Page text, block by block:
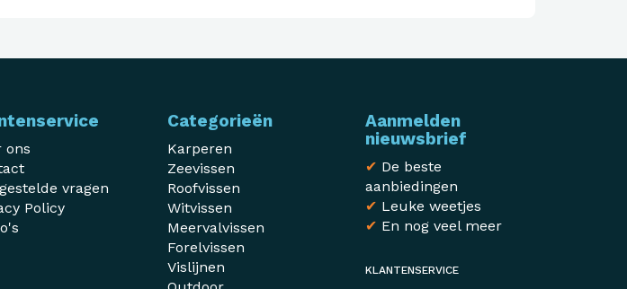
ons
vragen
Policy
Categorieën
Karperen
Zeevissen
Roofvissen
Witvissen
Meervalvissen
Forelvissen
Vislijnen
Aanmelden
nieuwsbrief
✔ De beste
aanbiedingen
✔ Leuke weetjes
✔ En nog veel meer
KLANTENSERVICE